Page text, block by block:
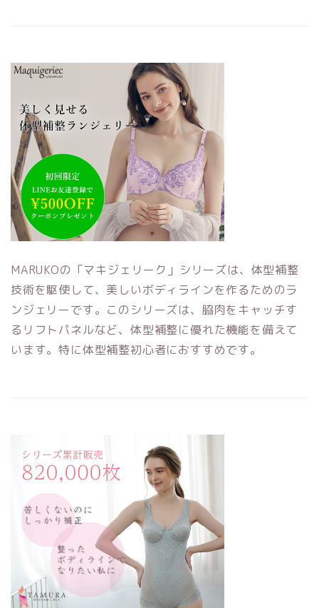
MARUKOの「マキジェリーク」シリーズは、体型補整
技術を駆使して、美しいボディラインを作るためのラ
ンジェリーです。このシリーズは、脇肉をキャッチす
るリフトパネルなど、体型補整に優れた機能を備えて
います。特に体型補整初心者におすすめです。